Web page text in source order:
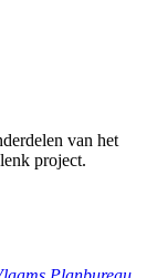
van het
project.